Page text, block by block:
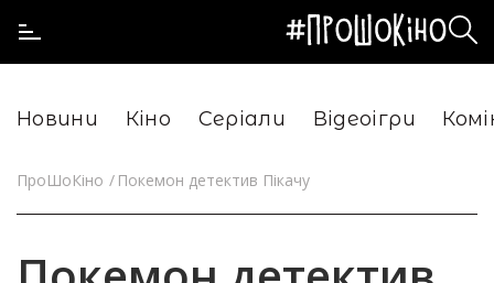
Новини Кіно Серіали Відеоігри
ПроШоКіно Покемон детектив Пікачу